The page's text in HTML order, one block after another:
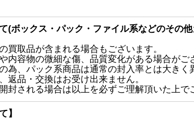
(ボックス・パック・ファイル系などのその他
買取品が含まれる場合もございます。
内容物の微細な傷、品質変化がある場合がご
為、パック系商品は通常の封入率とは大きく
返品・交換はお受け出来ません。
封される場合は以上を必ずご理解頂いた上で
】